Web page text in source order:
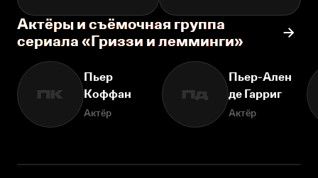
Актёры и съёмочная группа
сериала «Гриззи и лемминги»
ПК
Пьер
Коффан
Актёр
Пд
Пьер-Ален
де Гарриг
Актёр